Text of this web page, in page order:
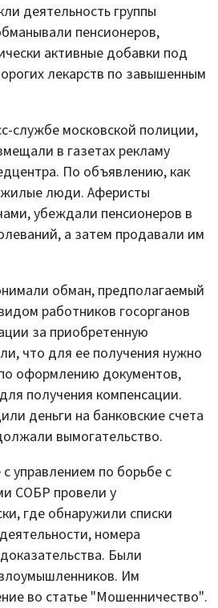
деятельность группы
пенсионеров,
активные добавки под
лекарств по завышенным
службе московской полиции,
в газетах рекламу
По объявлению, как
люди. Аферисты
убеждали пенсионеров в
а затем продавали им
обман, предполагаемый
работников госорганов
за приобретенную
что для ее получения нужно
оформлению документов,
получения компенсации.
деньги на банковские счета
вымогательство.
управлением по борьбе с
СОБР провели у
где обнаружили списки
номера
Были
Им
во статье "Мошенничество".